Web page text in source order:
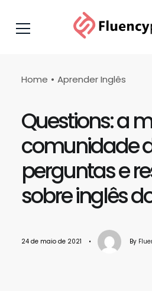
Home Aprender Inglês
Questions: a
comunidade
perguntas e
sobre inglês
24 de maio de 2021 • By